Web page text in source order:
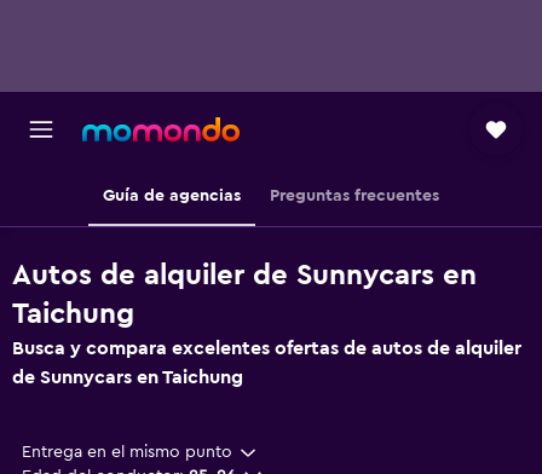
Guía de agencias Preguntas frecuentes
Autos de alquiler de Sunnycars en
Taichung
Busca y compara excelentes ofertas de autos de alquiler
de Sunnycars en Taichung
Entrega en el mismo punto